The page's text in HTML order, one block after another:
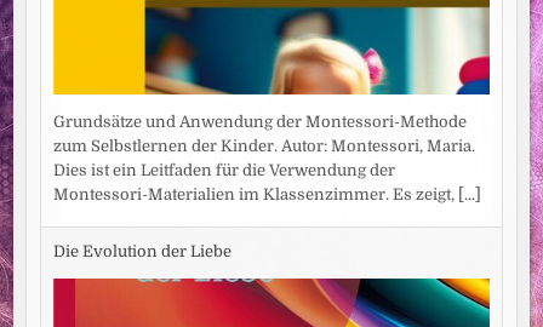
Grundsätze und Anwendung der Montessori-Methode
zum Selbstlernen der Kinder. Autor: Montessori, Maria.
Dies ist ein Leitfaden für die Verwendung der
Montessori-Materialien im Klassenzimmer. Es zeigt,
[...]
Die Evolution der Liebe